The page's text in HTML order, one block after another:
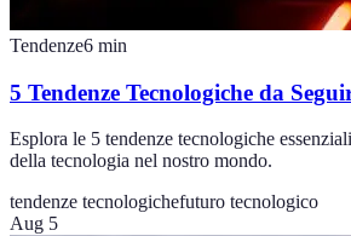
Tendenze6 min
5 Tendenze Tecnologiche da
Esplora le 5 tendenze tecnologiche
della tecnologia nel nostro mondo.
tendenze tecnologichefuturo tecnologico
Aug 5